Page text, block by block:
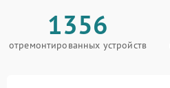
1356
отремонтированных устройств